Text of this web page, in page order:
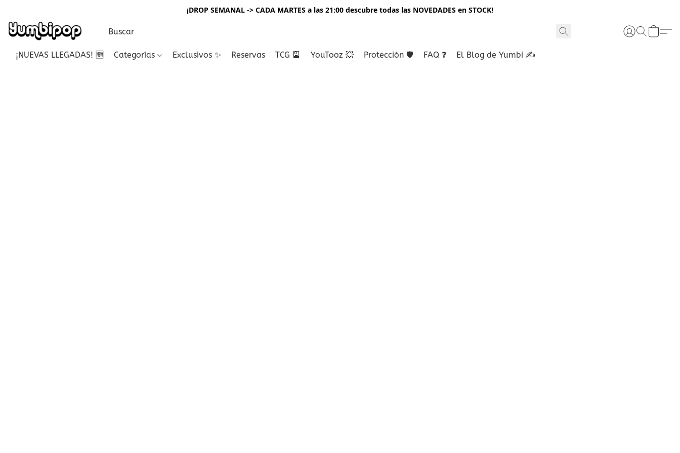
¡DROP SEMANAL -> CADA MARTES a las 21:00 descubre todas las NOVEDADES en STOCK!
¡NUEVAS LLEGADAS! 🆕 Categorías Exclusivos ✨ Reservas TCG 🎴 YouTooz 💥 Protección 🛡️ FAQ ❓ El Blog de Yumbi ✍️